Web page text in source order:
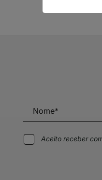
Aceito receber